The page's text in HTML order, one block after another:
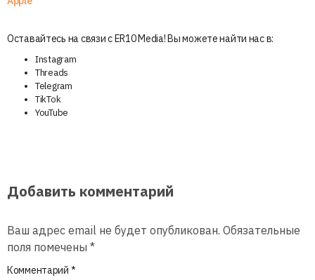
Оставайтесь на связи с ER10 Media! Вы можете найти нас в:
Instagram
Threads
Telegram
TikTok
YouTube
Добавить комментарий
Ваш адрес email не будет опубликован. Обязательные
поля помечены *
Комментарий *